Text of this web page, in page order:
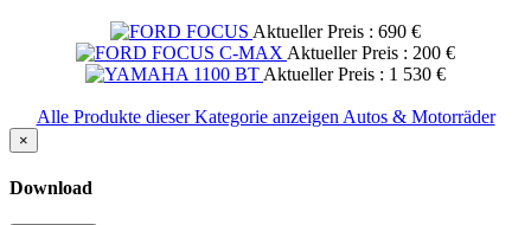
Aktueller Preis : 690 €
Aktueller Preis : 200 €
Aktueller Preis : 1 530 €
Alle Produkte dieser Kategorie anzeigen Autos & Motorräder
×
Download